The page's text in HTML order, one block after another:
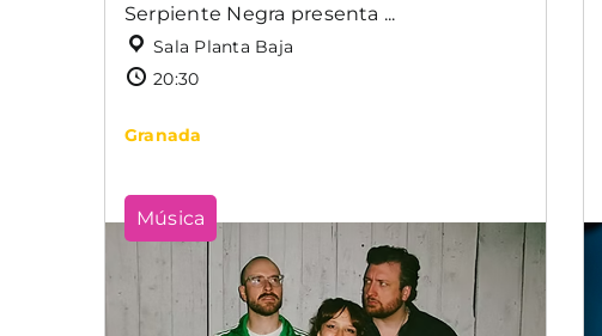
Serpiente Negra presenta ...
Sala Planta Baja
20:30
Granada
Música